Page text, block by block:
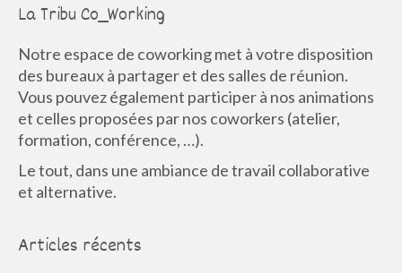
La Tribu Co_Working
Notre espace de coworking met à votre disposition
des bureaux à partager et des salles de réunion.
Vous pouvez également participer à nos animations
et celles proposées par nos coworkers (atelier,
formation, conférence, …).
Le tout, dans une ambiance de travail collaborative
et alternative.
Articles récents